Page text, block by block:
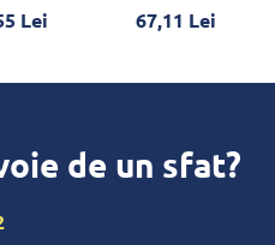
Lei 67,11 Lei
de un sfat?